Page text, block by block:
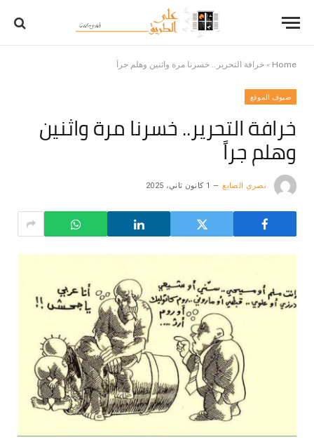
Home
» خرافة التحرير.. خسرنا مرة واثنين وهلم جراً
ضيوف الموقع
خرافة التحرير.. خسرنا مرة واثنين
وهلم جراً
نصري الصايغ 1 كانون ثاني، 2025